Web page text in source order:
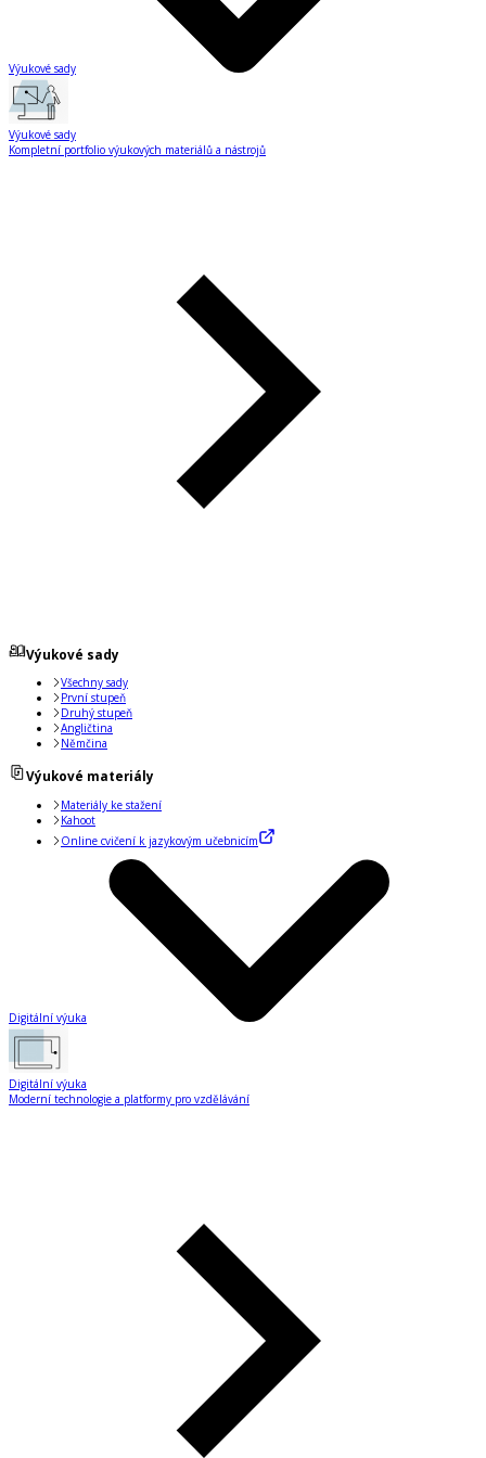
Výukové sady
Výukové sady
Kompletní portfolio výukových materiálů a nástrojů
Výukové sady
Všechny sady
První stupeň
Druhý stupeň
Angličtina
Němčina
Výukové materiály
Materiály ke stažení
Kahoot
Online cvičení k jazykovým učebnicím
Digitální výuka
Digitální výuka
Moderní technologie a platformy pro vzdělávání